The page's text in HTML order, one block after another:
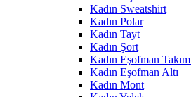
Kadın Sweatshirt
Kadın Polar
Kadın Tayt
Kadın Şort
Kadın Eşofman
Kadın Eşofman Altı
Kadın Mont